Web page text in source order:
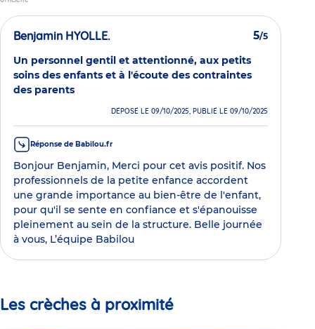
Benjamin HYOLLE. 5/5
Un personnel gentil et attentionné, aux petits
soins des enfants et à l'écoute des contraintes
des parents
DÉPOSÉ LE 09/10/2025, PUBLIÉ LE 09/10/2025
Réponse de Babilou.fr
Bonjour Benjamin, Merci pour cet avis positif. Nos
professionnels de la petite enfance accordent
une grande importance au bien-être de l'enfant,
pour qu'il se sente en confiance et s'épanouisse
pleinement au sein de la structure. Belle journée
à vous, L’équipe Babilou
Les crèches à proximité